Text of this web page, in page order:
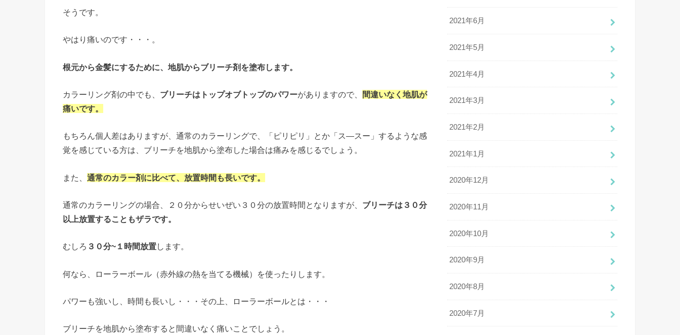
そうです。
やはり痛いのです・・・。
根元から金髪にするために、地肌からブリーチ剤を塗布します。
カラーリング剤の中でも、 ブリーチはトップオブトップのパワーがありますので、
間違いなく地肌が
痛いです。
もちろん個人差はありますが、通常のカラーリングで、「ピリピリ」とか「ス―スー」するような感
覚を感じている方は、ブリーチを地肌から塗布した場合は痛みを感じるでしょう。
また、 通常のカラー剤に比べて、放置時間も長いです。
通常のカラーリングの場合、２０分からせいぜい３０分の放置時間となりますが、 ブリーチは３０分
以上放置することもザラです。
むしろ ３０分~１時間放置します。
何なら、ローラーボール（赤外線の熱を当てる機械）を使ったりします。
パワーも強いし、時間も長いし・・・その上、ローラーボールとは・・・
ブリーチを地肌から塗布すると間違いなく痛いことでしょう。
2021年6月
2021年5月
2021年4月
2021年3月
2021年2月
2021年1月
2020年12月
2020年11月
2020年10月
2020年9月
2020年8月
2020年7月